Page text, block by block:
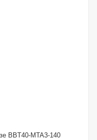
BBT40-MTA3-140